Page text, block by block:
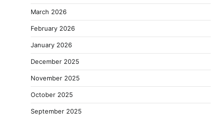
March 2026
February 2026
January 2026
December 2025
November 2025
October 2025
September 2025